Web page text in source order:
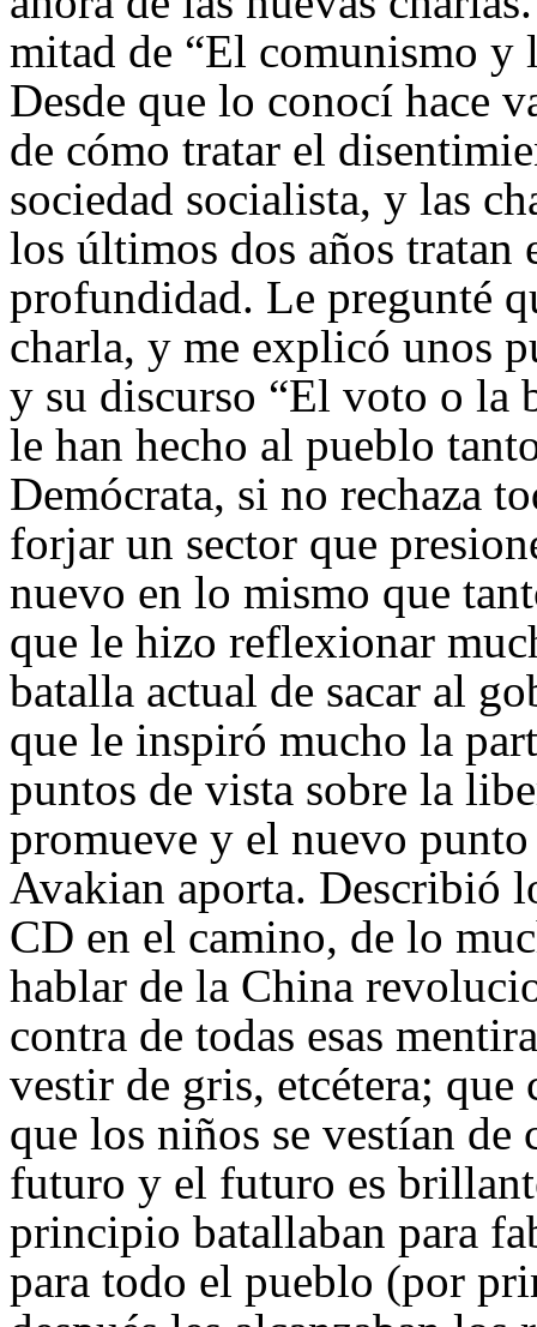
mitad de “El comunismo y
Desde que lo conocí hace
de cómo tratar el
sociedad socialista, y las
los últimos dos años tratan
profundidad. Le pregunté
charla, y me explicó unos
y su discurso “El voto o la
le han hecho al pueblo
Demócrata, si no rechaza
forjar un sector que
nuevo en lo mismo que
que le hizo reflexionar
batalla actual de sacar al
que le inspiró mucho la
puntos de vista sobre la
promueve y el nuevo
Avakian aporta. Describió
CD en el camino, de lo
hablar de la China
contra de todas esas
vestir de gris, etcétera;
que los niños se vestían
futuro y el futuro es
principio batallaban para
para todo el pueblo (por